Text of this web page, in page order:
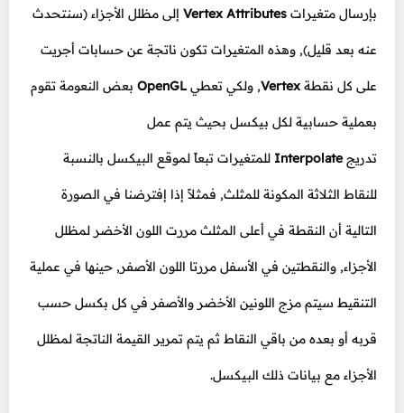
بإرسال متغيرات Vertex Attributes إلى مظلل الأجزاء (سنتحدث
عنه بعد قليل), وهذه المتغيرات تكون ناتجة عن حسابات أجريت
على كل نقطةVertex, ولكي تعطي OpenGL بعض النعومة تقوم
بعملية حسابية لكل بيكسل بحيث يتم عمل
تدريجInterpolate للمتغيرات تبعاً لموقع البيكسل بالنسبة
للنقاط الثلاثة المكونة للمثلث, فمثلاً إذا إفترضنا في الصورة
التالية أن النقطة في أعلى المثلث مررت اللون الأخضر لمظلل
الأجزاء, والنقطتين في الأسفل مررتا اللون الأصفر, حينها في عملية
التنقيط سيتم مزج اللونين الأخضر والأصفر في كل بكسل حسب
قربه أو بعده من باقي النقاط ثم يتم تمرير القيمة الناتجة لمظلل
الأجزاء مع بيانات ذلك البيكسل.